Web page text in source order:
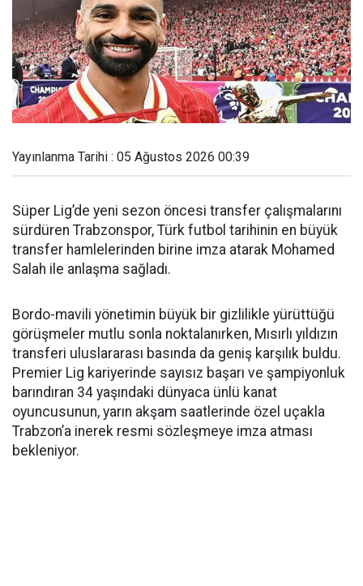
Yayınlanma Tarihi : 05 Ağustos 2026 00:39
Süper Lig’de yeni sezon öncesi transfer çalışmalarını
sürdüren Trabzonspor, Türk futbol tarihinin en büyük
transfer hamlelerinden birine imza atarak Mohamed
Salah ile anlaşma sağladı.
Bordo-mavili yönetimin büyük bir gizlilikle yürüttüğü
görüşmeler mutlu sonla noktalanırken, Mısırlı yıldızın
transferi uluslararası basında da geniş karşılık buldu.
Premier Lig kariyerinde sayısız başarı ve şampiyonluk
barındıran 34 yaşındaki dünyaca ünlü kanat
oyuncusunun, yarın akşam saatlerinde özel uçakla
Trabzon’a inerek resmi sözleşmeye imza atması
bekleniyor.